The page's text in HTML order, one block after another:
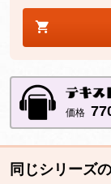
価格
同じシリーズ